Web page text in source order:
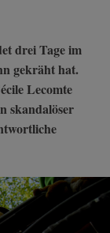
drei Tage im
gekräht hat.
Lecomte
skandalöser